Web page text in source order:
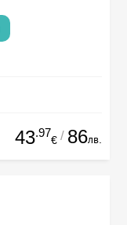
43.97
€ / 86лв.